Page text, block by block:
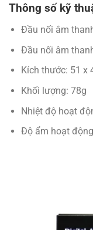
Thông số kỹ
Đầu nối âm
Đầu nối âm
Kích thước: 51 x
Khối lượng: 78g
Nhiệt độ hoạt
Độ ẩm hoạt